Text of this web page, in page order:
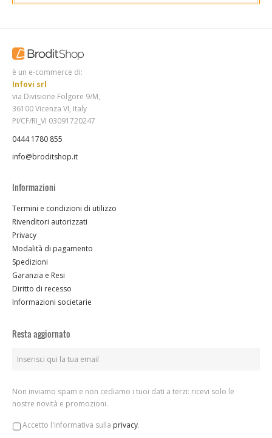
è un e-commerce di:
Infovi srl
via Divisione Folgore 9/M,
36100 Vicenza VI, Italy
PI/CF/RI_VI 03091720247
0444 1780 855
info@broditshop.it
Informazioni
Termini e condizioni di utilizzo
Rivenditori autorizzati
Privacy
Modalità di pagamento
Spedizioni
Garanzia e Resi
Diritto di recesso
Informazioni societarie
Resta aggiornato
Non inviamo spam e non cediamo i tuoi dati a terzi: ricevi solo le
nostre novità e promozioni.
Accetto l'informativa sulla privacy.